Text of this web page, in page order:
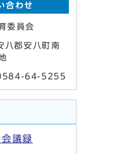
合わせ
委員会
八郡安八町南
64-5255
議録